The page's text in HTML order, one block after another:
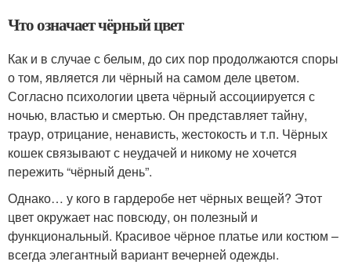
Что означает чёрный цвет
Как и в случае с белым, до сих пор продолжаются споры
о том, является ли чёрный на самом деле цветом.
Согласно психологии цвета чёрный ассоциируется с
ночью, властью и смертью. Он представляет тайну,
траур, отрицание, ненависть, жестокость и т.п. Чёрных
кошек связывают с неудачей и никому не хочется
пережить “чёрный день”.
Однако… у кого в гардеробе нет чёрных вещей? Этот
цвет окружает нас повсюду, он полезный и
функциональный. Красивое чёрное платье или костюм –
всегда элегантный вариант вечерней одежды.